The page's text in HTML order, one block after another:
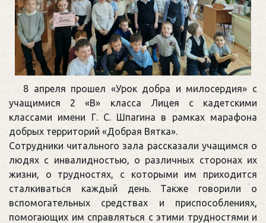
8 апреля прошел «Урок добра и милосердия» с
учащимися 2 «В» класса Лицея с кадетскими
классами имени Г. С. Шпагина в рамках марафона
добрых территорий «Добрая Вятка».
Сотрудники читального зала рассказали учащимся о
людях с инвалидностью, о различных сторонах их
жизни, о трудностях, с которыми им приходится
сталкиваться каждый день. Также говорили о
вспомогательных средствах и приспособлениях,
помогающих им справляться с этими трудностями и